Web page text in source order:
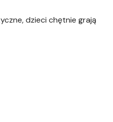
dzieci chętnie grają